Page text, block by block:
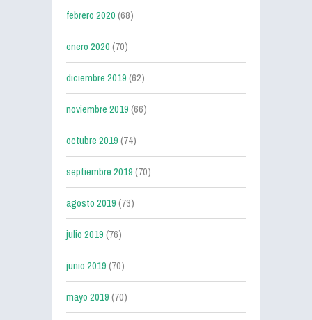
febrero 2020(68)
enero 2020(70)
diciembre 2019(62)
noviembre 2019(66)
octubre 2019(74)
septiembre 2019(70)
agosto 2019(73)
julio 2019(76)
junio 2019(70)
mayo 2019(70)